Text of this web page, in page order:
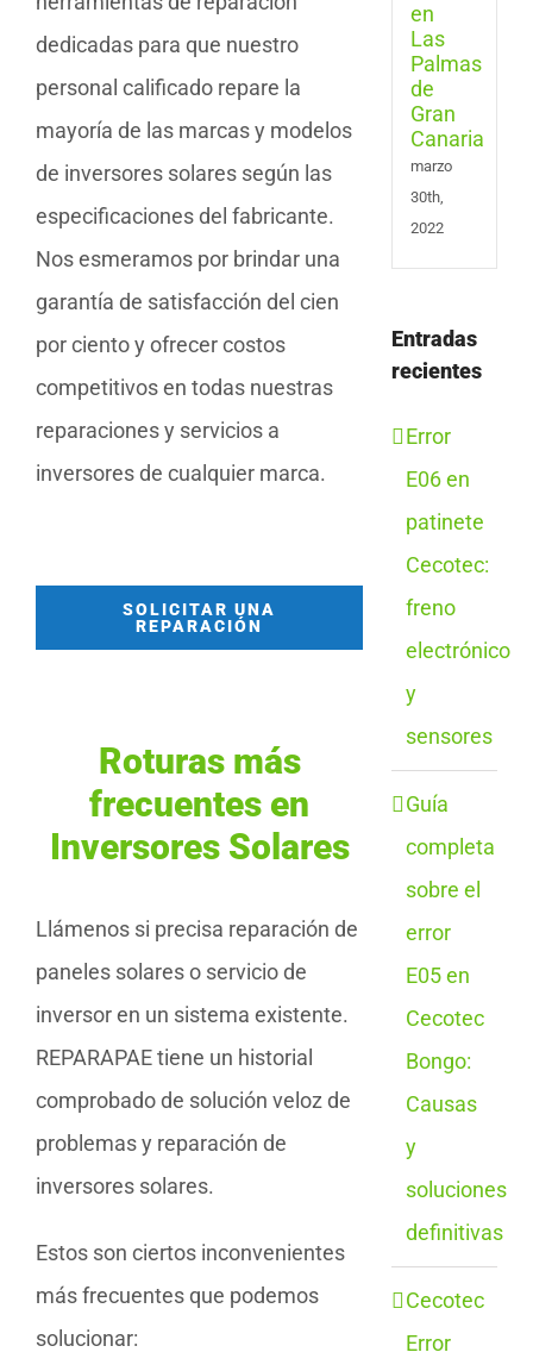
dedicadas para que nuestro
personal calificado repare la
mayoría de las marcas y modelos
de inversores solares según las
especificaciones del fabricante.
Nos esmeramos por brindar una
garantía de satisfacción del cien
por ciento y ofrecer costos
competitivos en todas nuestras
reparaciones y servicios a
inversores de cualquier marca.
SOLICITAR UNA
REPARACIÓN
Roturas más
frecuentes en
Inversores Solares
Llámenos si precisa reparación de
paneles solares o servicio de
inversor en un sistema existente.
REPARAPAE tiene un historial
comprobado de solución veloz de
problemas y reparación de
inversores solares.
Estos son ciertos inconvenientes
más frecuentes que podemos
solucionar:
marzo
30th,
2022
Entradas
recientes
Error
E06 en
patinete
Cecotec:
freno
electrónico
y
sensores
Guía
completa
sobre el
error
E05 en
Cecotec
Bongo:
Causas
y
soluciones
definitivas
Cecotec
Error